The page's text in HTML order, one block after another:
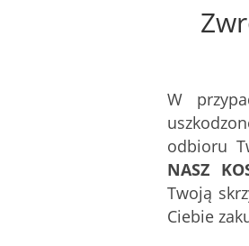
W
odbioru
NASZ
Twoją
Ciebie